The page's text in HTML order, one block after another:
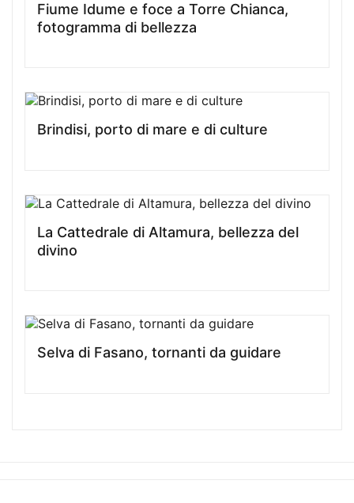
Fiume Idume e foce a Torre Chianca,
fotogramma di bellezza
Brindisi, porto di mare e di culture
La Cattedrale di Altamura, bellezza del
divino
Selva di Fasano, tornanti da guidare